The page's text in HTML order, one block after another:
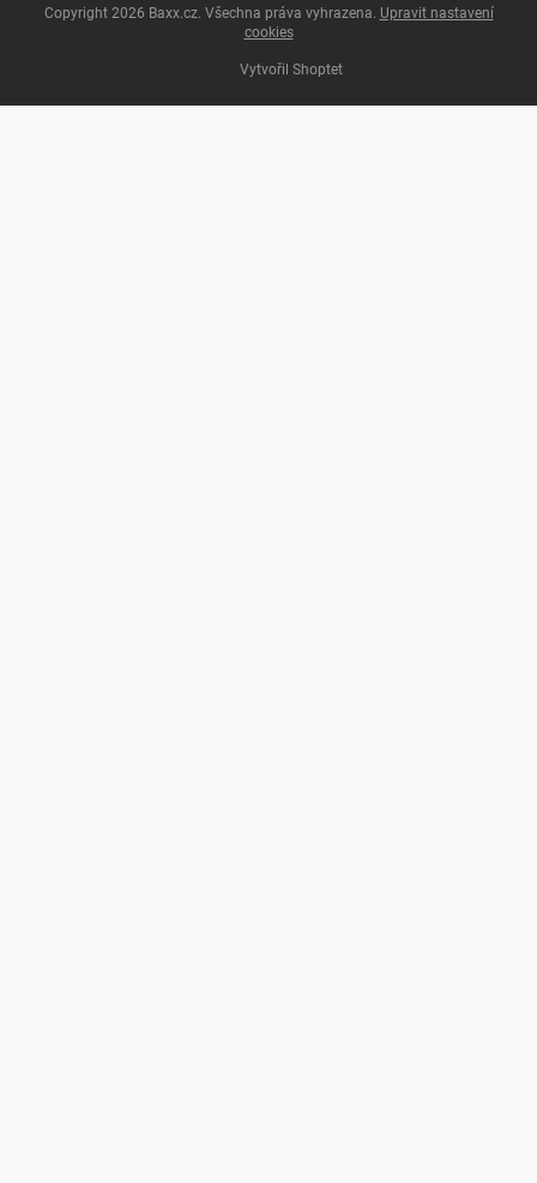
Vytvořil Shoptet
Copyright 2026 Baxx.cz. Všechna práva vyhrazena. Upravit nastavení
cookies